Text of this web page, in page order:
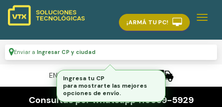
¡ARMÁ TU PC!
Enviar a Ingresar CP y ciudad
ENVÍO GRATIS A TODO EL PAÍS
Consultas por whatsapp 116559-5929
Ingresa tu CP
para mostrarte las mejores
opciones de envío.